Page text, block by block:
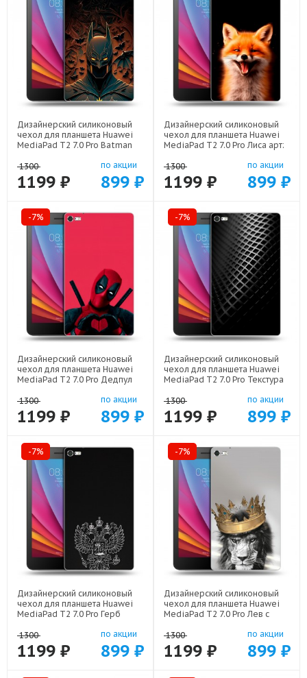
Дизайнерский силиконовый
чехол для планшета Huawei
MediaPad T2 7.0 Pro Batman
1300
1199 ₽
по акции
899 ₽
Дизайнерский силиконовый
чехол для планшета Huawei
MediaPad T2 7.0 Pro Лиса арт:
1300
1199 ₽
по акции
899 ₽
-7%
Дизайнерский силиконовый
чехол для планшета Huawei
MediaPad T2 7.0 Pro Дедпул
1300
1199 ₽
по акции
899 ₽
-7%
Дизайнерский силиконовый
чехол для планшета Huawei
MediaPad T2 7.0 Pro Текстура
1300
1199 ₽
по акции
899 ₽
-7%
Дизайнерский силиконовый
чехол для планшета Huawei
MediaPad T2 7.0 Pro Герб
1300
1199 ₽
по акции
899 ₽
-7%
Дизайнерский силиконовый
чехол для планшета Huawei
MediaPad T2 7.0 Pro Лев с
1300
1199 ₽
по акции
899 ₽